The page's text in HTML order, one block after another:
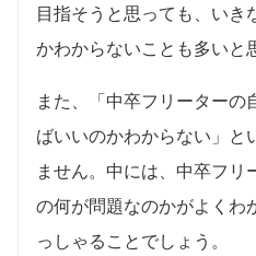
目指そうと思っても、いき
かわからないことも多いと
また、「中卒フリーターの
ばいいのかわからない」と
ません。中には、中卒フリ
の何が問題なのかがよくわ
っしゃることでしょう。